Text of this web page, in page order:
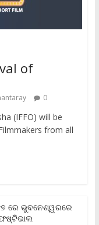
of
0
(IFFO) will be
from all
ରେ ଭୁବନେଶ୍ୱରରେ